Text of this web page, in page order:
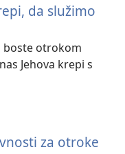
da služimo
boste otrokom
Jehova krepi s
za otroke